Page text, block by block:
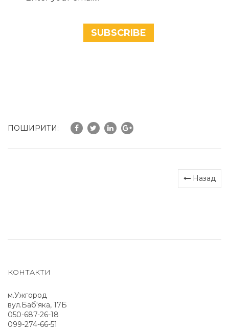
ПОШИРИТИ:
Назад
КОНТАКТИ
м.Ужгород
вул.Баб'яка, 17Б
050-687-26-18
099-274-66-51